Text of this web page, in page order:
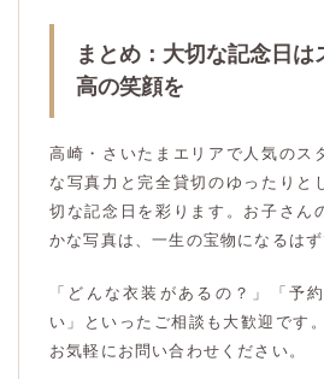
まとめ：大切な記念日は
高の笑顔を
高崎・さいたまエリアで人気のス
な写真力と完全貸切のゆったりと
切な記念日を彩ります。お子さん
かな写真は、一生の宝物になるはず
「どんな衣装があるの？」「予
い」といったご相談も大歓迎です
お気軽にお問い合わせください。